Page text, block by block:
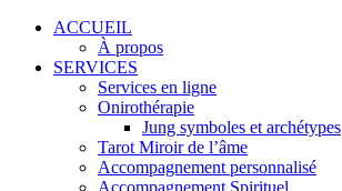
ACCUEIL
À propos
SERVICES
Services en ligne
Onirothérapie
Jung symboles et archétypes
Tarot Miroir de l’âme
Accompagnement personnalisé
Accompagnement Spirituel